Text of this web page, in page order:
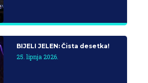
BIJELI JELEN: Čista desetka!
25. lipnja 2026.